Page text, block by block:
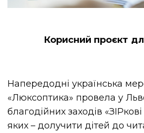
Корисний проєкт
Напередодні українська
«Люксоптика» провела у
благодійних заходів
яких – долучити дітей до